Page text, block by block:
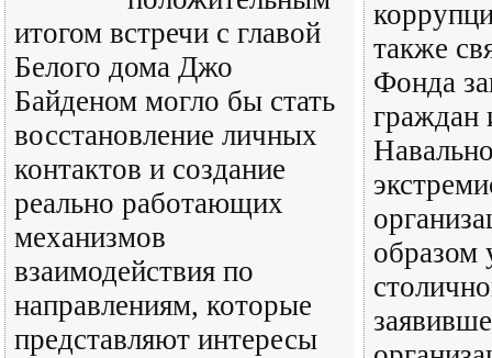
итогом встречи с главой
Белого дома Джо
Байденом могло бы стать
восстановление личных
контактов и создание
реально работающих
механизмов
взаимодействия по
направлениям, которые
представляют интересы
также
Фонда
образом